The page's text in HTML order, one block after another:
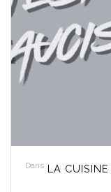
Dans LA CUISINE